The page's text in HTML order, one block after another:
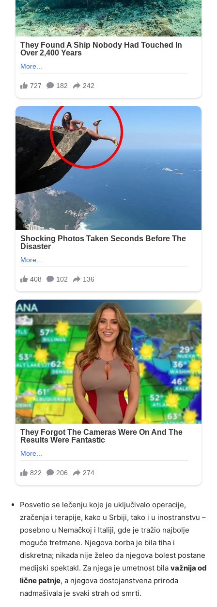
Posvetio se lečenju koje je uključivalo operacije,
zračenja i terapije, kako u Srbiji, tako i u inostranstvu –
posebno u Nemačkoj i Italiji, gde je tražio najbolje
moguće tretmane. Njegova borba je bila tiha i
diskretna; nikada nije želeo da njegova bolest postane
medijski spektakl. Za njega je umetnost bila važnija od
lične patnje, a njegova dostojanstvena priroda
nadmašivala je svaki strah od smrti.